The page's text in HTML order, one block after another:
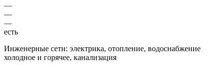
—
—
—
есть
Инженерные сети: электрика, отопление, водоснабжение
холодное и горячее, канализация